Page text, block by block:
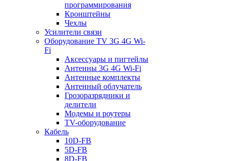
программирования
Кронштейны
Чехлы
Усилители связи
Оборудование TV 3G 4G Wi-
Fi
Аксессуары и пигтейлы
Антенны 3G 4G Wi-Fi
Антенные комплекты
Антенный облучатель
Грозоразрядники и
делители
Модемы и роутеры
TV-оборудование
Кабель
10D-FB
5D-FB
8D-FB